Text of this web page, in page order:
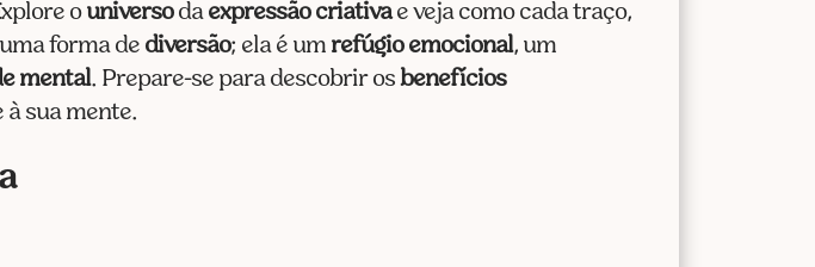
cima
ouniversoda expressão criativae veja como cada traço,
forma de diversão; ela é um refúgio emocional, um
mental. Prepare-se para descobrir osbenefícios
à sua mente.